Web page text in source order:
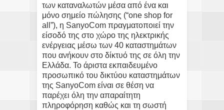
των καταναλωτών μέσα από ένα και
μόνο σημείο πώλησης (“one shop for
all”), η SanyoCom πραγματοποιεί την
είσοδό της στο χώρο της ηλεκτρικής
ενέργειας μέσω των 40 καταστημάτων
που ανήκουν στο δίκτυό της σε όλη την
Ελλάδα. Το άριστα εκπαιδευμένο
προσωπικό του δικτύου καταστημάτων
της SanyoCom είναι σε θέση να
παρέχει όλη την απαραίτητη
πληροφόρηση καθώς και τη σωστή